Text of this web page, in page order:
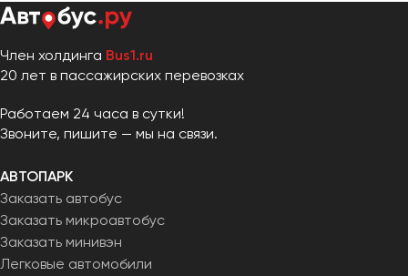
Член холдинга Bus1.ru
20 лет в пассажирских перевозках
Работаем 24 часа в сутки!
Звоните, пишите — мы на связи.
АВТОПАРК
Заказать автобус
Заказать микроавтобус
Заказать минивэн
Легковые автомобили